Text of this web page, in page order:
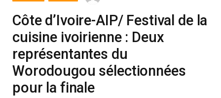
Côte d’Ivoire-AIP/ Festival de la
cuisine ivoirienne : Deux
représentantes du
Worodougou sélectionnées
pour la finale